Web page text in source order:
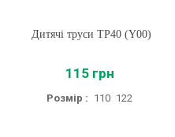
Дитячі труси ТР40 (Y00)
115 грн
Розмір : 110 122